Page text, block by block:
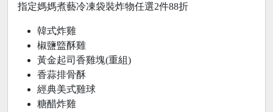
指定媽媽煮藝冷凍袋裝炸物任選2件88折
韓式炸雞
椒鹽盬酥雞
黃金起司香雞塊(重組)
香蒜排骨酥
經典美式雞球
糖醋炸雞